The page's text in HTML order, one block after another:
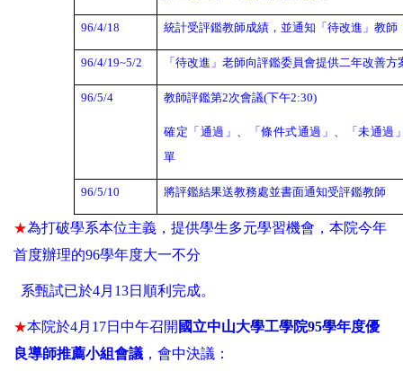
96/4/18 統計受評鑑教師成績，並通知「待改進」教師
96/4/19~5/2 「待改進」老師向評鑑委員會提供二年改善方
96/5/4 教師評鑑第2次會議(下午2:30)
確定「通過」、「條件式通過」、「未通過
單
96/5/10 將評鑑結果送教務處並書面通知受評鑑教師
★為打破學系本位主義，提供學生多元學習機會，本院今年
首度辦理的96學年度大一不分
系甄試已於4月 13日順利完成。
★本院於4月 17日中午召開 國立中山大學工學院95學年度優
良導師推薦小組會議 ，會中決議：